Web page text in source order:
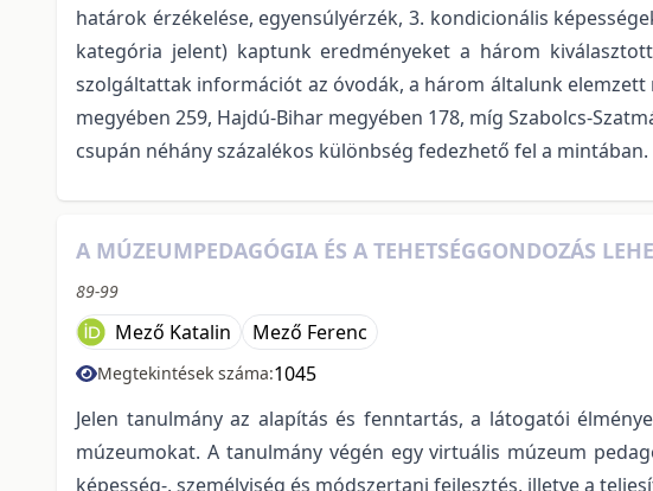
határok érzékelése, egyensúlyérzék, 3. kondicionális
kategória jelent) kaptunk eredményeket a három
szolgáltattak információt az óvodák, a három általunk
megyében 259, Hajdú-Bihar megyében 178, míg Szabolcs-
csupán néhány százalékos különbség fedezhető fel a mintában.
A MÚZEUMPEDAGÓGIA ÉS A TEHETSÉGGONDOZÁS
89-99
Mező Katalin Mező Ferenc
Megtekintések száma:1045
Jelen tanulmány az alapítás és fenntartás, a látogatói
múzeumokat. A tanulmány végén egy virtuális múzeum
képesség-, személyiség és módszertani fejlesztés, illetve a